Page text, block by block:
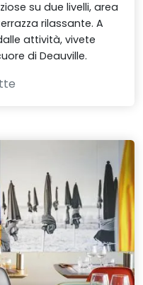
su due livelli, area
rilassante. A
attività, vivete
di Deauville.